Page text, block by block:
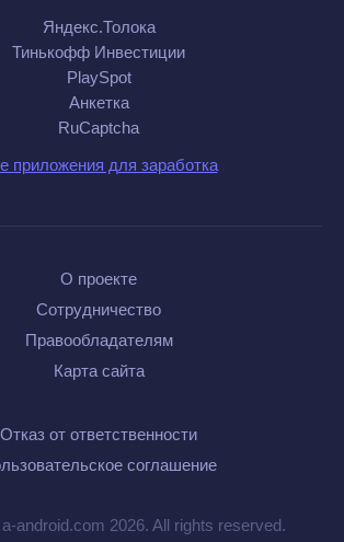
Яндекс.Толока
Тинькофф Инвестиции
PlaySpot
Анкетка
RuCaptcha
приложения для заработка
О проекте
Сотрудничество
Правообладателям
Карта сайта
Отказ от ответственности
соглашение
android.com 2026. All rights reserved.